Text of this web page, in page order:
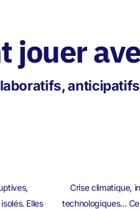
jouer
Elles
Crise climatique,
technologiques...